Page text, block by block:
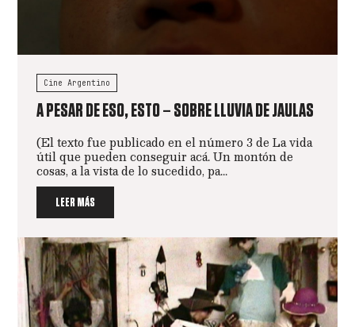
Cine Argentino
A PESAR DE ESO, ESTO – SOBRE LLUVIA DE JAULAS
(El texto fue publicado en el número 3 de La vida
útil que pueden conseguir acá. Un montón de
cosas, a la vista de lo sucedido, pa...
LEER MÁS